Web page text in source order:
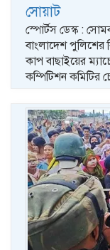
সোয়াট
স্পোর্টস ডেস্ক :
বাংলাদেশ পুলিশের
কাপ বাছাইয়ের
কম্পিটিশন কমিটির